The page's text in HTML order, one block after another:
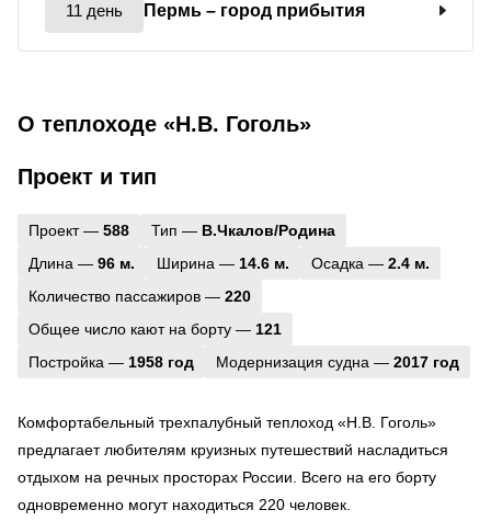
11 день Пермь – город прибытия
О теплоходе «Н.В. Гоголь»
Проект и тип
Проект — 588 Тип — В.Чкалов/Родина
Длина — 96 м. Ширина — 14.6 м. Осадка — 2.4 м.
Количество пассажиров — 220
Общее число кают на борту — 121
Постройка — 1958 год Модернизация судна — 2017 год
Комфортабельный трехпалубный теплоход «Н.В. Гоголь»
предлагает любителям круизных путешествий насладиться
отдыхом на речных просторах России. Всего на его борту
одновременно могут находиться 220 человек.